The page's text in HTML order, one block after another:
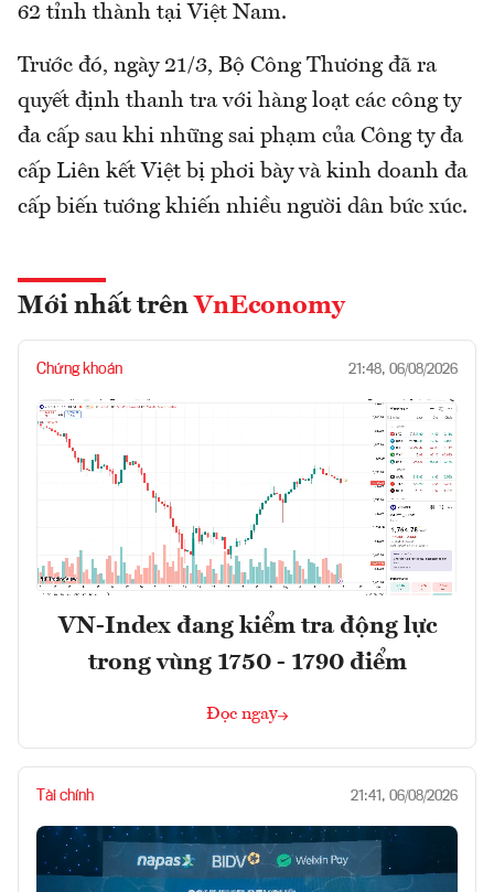
62 tỉnh thành tại Việt Nam.
Trước đó, ngày 21/3, Bộ Công Thương đã ra
quyết định thanh tra với hàng loạt các công ty
đa cấp sau khi những sai phạm của Công ty đa
cấp Liên kết Việt bị phơi bày và kinh doanh đa
cấp biến tướng khiến nhiều người dân bức xúc.
Mới nhất trên VnEconomy
Chứng khoán 21:48, 06/08/2026
VN-Index đang kiểm tra động lực
trong vùng 1750 - 1790 điểm
Đọc ngay
Tài chính 21:41, 06/08/2026